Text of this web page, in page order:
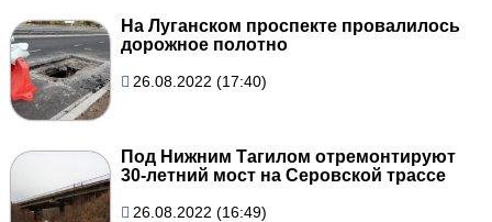
На Луганском проспекте провалилось
дорожное полотно
26.08.2022 (17:40)
Под Нижним Тагилом отремонтируют
30-летний мост на Серовской трассе
26.08.2022 (16:49)